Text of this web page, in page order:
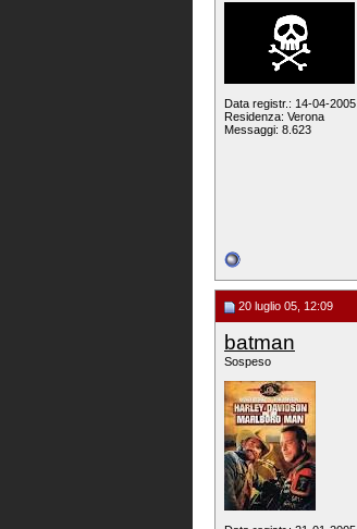
Data registr.: 14-04-2005
Residenza: Verona
Messaggi: 8.623
20 luglio 05, 12:09
batman
Sospeso